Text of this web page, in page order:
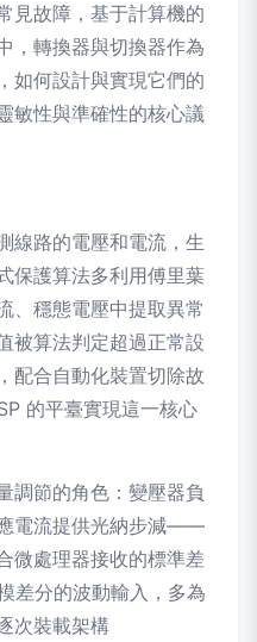
見故障，基于計算機的
，轉換器與切換器作為
如何設計與實現它們的
敏性與準確性的核心議
線路的電壓和電流，生
保護算法多利用傅里葉
、穩態電壓中提取異常
被算法判定超過正常設
配合自動化裝置切除故
的平臺實現這一核心
調節的角色：變壓器負
電流提供光納步減——
處理器接收的標準差
差分的波動輸入，多為
次裝載架構